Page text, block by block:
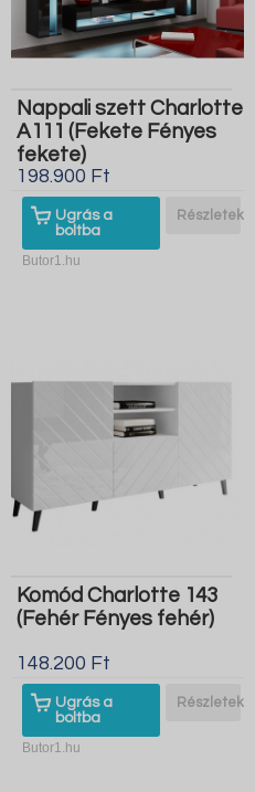
Nappali szett Charlotte
A111 (Fekete Fényes
fekete)
198.900 Ft
Ugrás a
boltba
Részletek
Butor1.hu
Komód Charlotte 143
(Fehér Fényes fehér)
148.200 Ft
Ugrás a
boltba
Részletek
Butor1.hu